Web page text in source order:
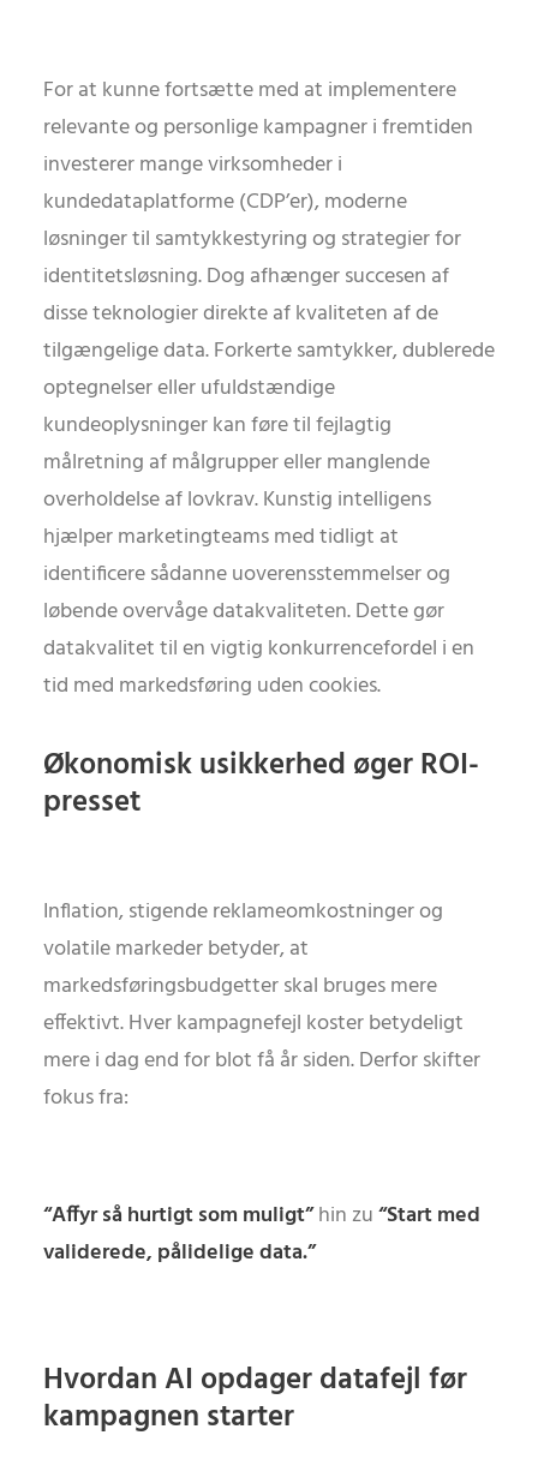
For at kunne fortsætte med at implementere
relevante og personlige kampagner i fremtiden
investerer mange virksomheder i
kundedataplatforme (CDP’er), moderne
løsninger til samtykkestyring og strategier for
identitetsløsning. Dog afhænger succesen af
disse teknologier direkte af kvaliteten af de
tilgængelige data. Forkerte samtykker, dublerede
optegnelser eller ufuldstændige
kundeoplysninger kan føre til fejlagtig
målretning af målgrupper eller manglende
overholdelse af lovkrav. Kunstig intelligens
hjælper marketingteams med tidligt at
identificere sådanne uoverensstemmelser og
løbende overvåge datakvaliteten. Dette gør
datakvalitet til en vigtig konkurrencefordel i en
tid med markedsføring uden cookies.
Økonomisk usikkerhed øger ROI-
presset
Inflation, stigende reklameomkostninger og
volatile markeder betyder, at
markedsføringsbudgetter skal bruges mere
effektivt. Hver kampagnefejl koster betydeligt
mere i dag end for blot få år siden. Derfor skifter
fokus fra:
“Affyr så hurtigt som muligt”hin zu“Start med
validerede, pålidelige data.”
Hvordan AI opdager datafejl før
kampagnen starter